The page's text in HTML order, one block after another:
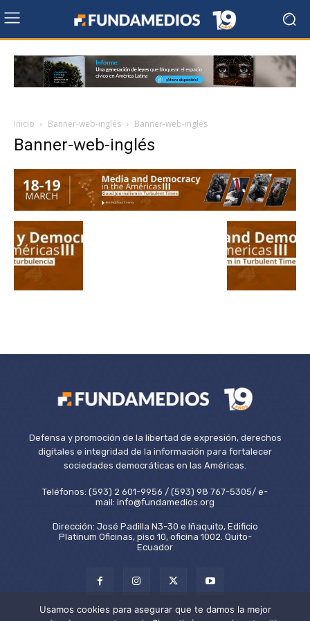
Inicio Banner-web-inglés Banner-web-inglés
Banner-web-inglés
Defensa y promoción de la libertad de expresión, derechos
digitales e integridad de la información para fortalecer
sociedades democráticas en las Américas.
Teléfonos: (593) 2 601-9956 / (593) 98 767-5305/ e-
mail: info@fundamedios.org
Dirección: José Padilla N3-30 e Iñaquito, Edificio
Platinum Oficinas, piso 10, oficina 1002. Quito-
Ecuador
Usamos cookies para asegurar que te damos la mejor